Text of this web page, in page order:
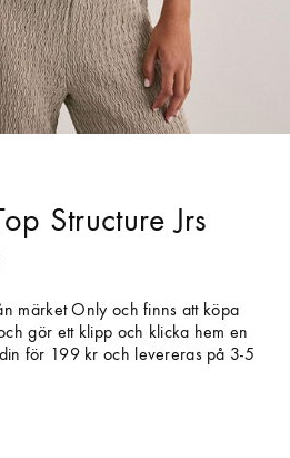
Structure Jrs
märket Only och finns att köpa
gör ett klipp och klicka hem en
för 199 kr och levereras på 3-5